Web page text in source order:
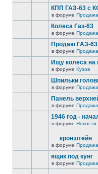
КПП ГАЗ-63 с
в форуме
Колеса Газ-63
в форуме
Продаю ГАЗ-
в форуме
Ищу колеса на
в форуме Кузов
Шпильки
в форуме
Панель
в форуме
1946 год -
в форуме Новости
кронштейн
в форуме
ящик под кунг
в форуме